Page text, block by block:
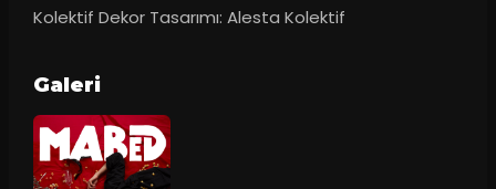
Kolektif Dekor Tasarımı: Alesta Kolektif
Galeri